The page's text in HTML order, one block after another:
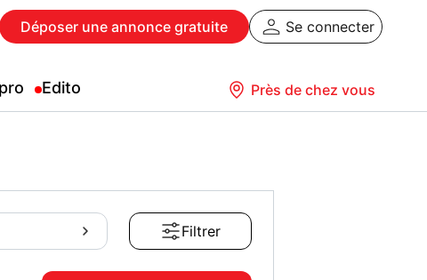
Déposer une annonce gratuite Se connecter
Edito Près de chez vous
Filtrer